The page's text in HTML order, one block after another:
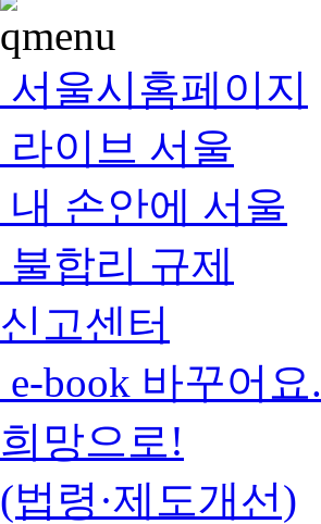
서울시홈페이지
라이브 서울
내 손안에 서울
불합리 규제
신고센터
e-book 바꾸어요.
희망으로!
(법령·제도개선)